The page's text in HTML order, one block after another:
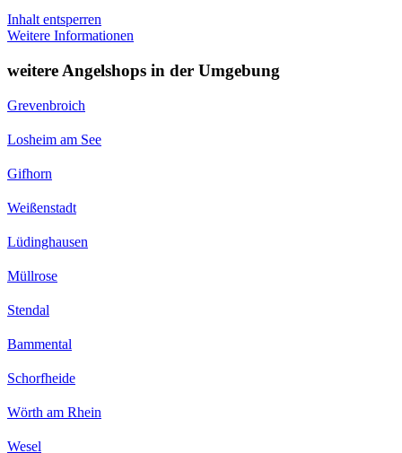
Inhalt entsperren
Weitere Informationen
weitere Angelshops in der Umgebung
Grevenbroich
Losheim am See
Gifhorn
Weißenstadt
Lüdinghausen
Müllrose
Stendal
Bammental
Schorfheide
Wörth am Rhein
Wesel